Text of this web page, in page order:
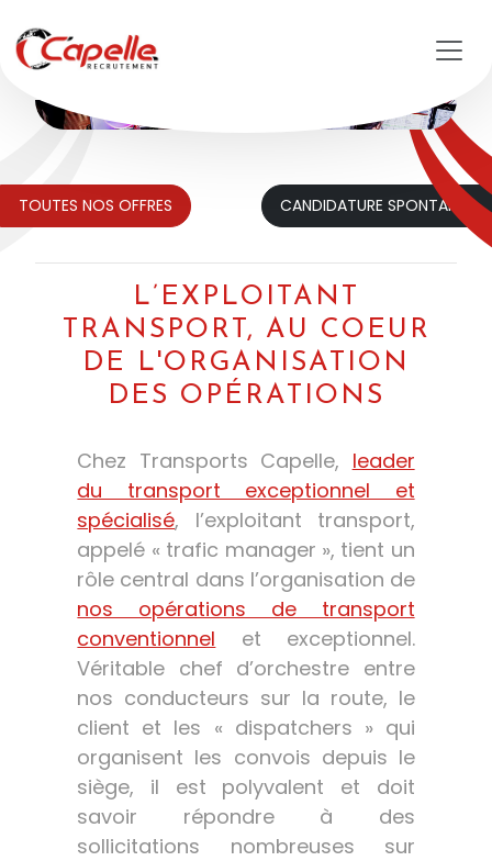
TOUTES NOS OFFRES CANDIDATURE SPONTANÉE
L’EXPLOITANT
TRANSPORT, AU COEUR
DE L'ORGANISATION
DES OPÉRATIONS
Chez Transports Capelle, leader
du transport exceptionnel et
spécialisé, l’exploitant transport,
appelé « trafic manager », tient un
rôle central dans l’organisation de
nos opérations de transport
conventionnel et exceptionnel.
Véritable chef d’orchestre entre
nos conducteurs sur la route, le
client et les « dispatchers » qui
organisent les convois depuis le
siège, il est polyvalent et doit
savoir répondre à des
sollicitations nombreuses sur